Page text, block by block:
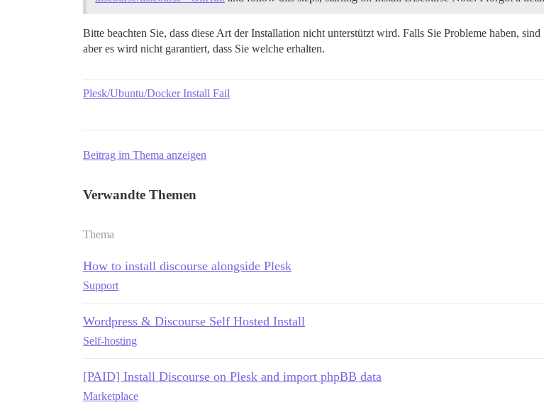
Bitte beachten Sie, dass diese Art der Installation nicht unterstützt wird. Falls Sie Probleme haben,
aber es wird nicht garantiert, dass Sie welche erhalten.
Plesk/Ubuntu/Docker Install Fail
Beitrag im Thema anzeigen
Verwandte Themen
Thema
How to install discourse alongside Plesk
Support
Wordpress & Discourse Self Hosted Install
Self-hosting
[PAID] Install Discourse on Plesk and import phpBB data
Marketplace